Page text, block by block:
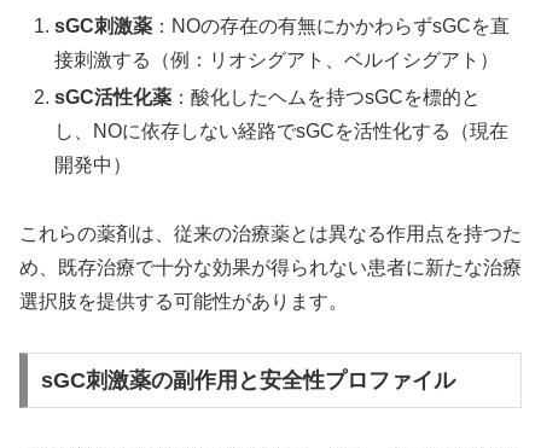
sGC刺激薬 ：NOの存在の有無にかかわらずsGCを直
接刺激する（例：リオシグアト、ベルイシグアト）
sGC活性化薬 ：酸化したヘムを持つsGCを標的と
し、NOに依存しない経路でsGCを活性化する（現在
開発中）
これらの薬剤は、従来の治療薬とは異なる作用点を持つた
め、既存治療で十分な効果が得られない患者に新たな治療
選択肢を提供する可能性があります。
sGC刺激薬の副作用と安全性プロファイル